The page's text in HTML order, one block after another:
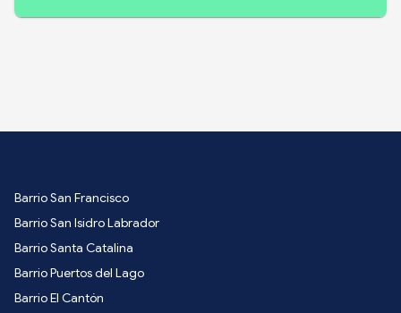
Barrio San Francisco
Barrio San Isidro Labrador
Barrio Santa Catalina
Barrio Puertos del Lago
Barrio El Cantón